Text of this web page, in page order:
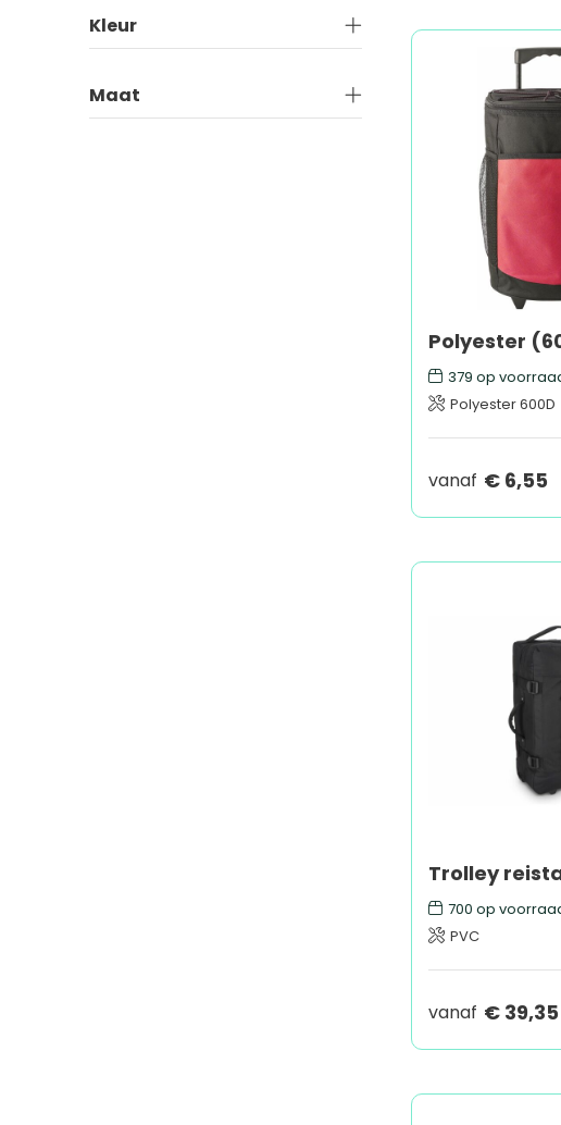
Kleur
Maat
379 op
Polyester 600D
vanaf € 6,55
Trolley
700 op
PVC
vanaf € 39,35